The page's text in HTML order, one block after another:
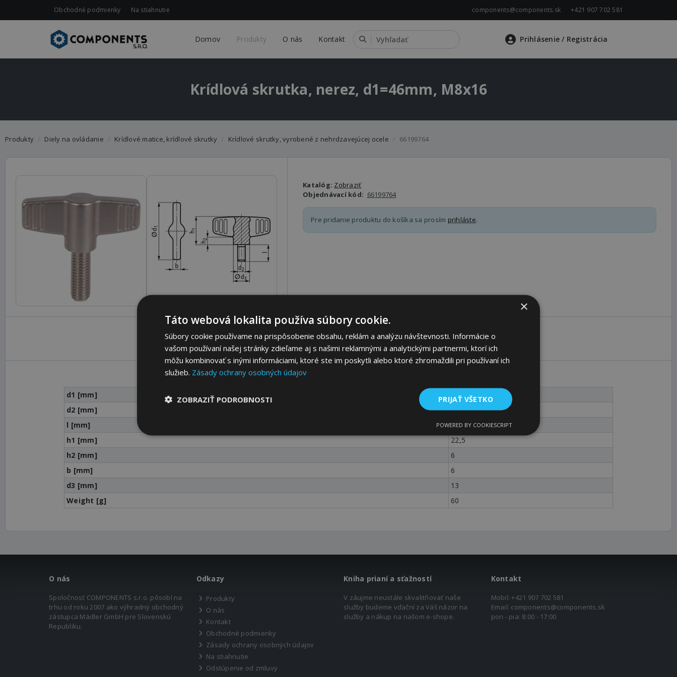
Obchodné podmienky Na stiahnutie components@components.sk +421 907 702 581
Domov Produkty O nás Kontakt Prihlásenie/ Registrácia
Krídlová skrutka, nerez, d1=46mm, M8x16
Produkty Diely na ovládanie Krídlové matice, krídlové skrutky Krídlové skrutky, vyrobené z nehrdzavejúcej ocele 66199764
Katalóg: Zobraziť
Objednávací kód: 66199764
Pre pridanie produktu do košíka sa prosím prihláste.
Parametre Ceny Popis
d1 [mm]
46
d2 [mm]
M8
l [mm]
16
h1 [mm]
22,5
h2 [mm]
6
b [mm]
6
d3 [mm]
13
Weight [g]
60
O nás
Spoločnosť COMPONENTS s.r.o. pôsobí na
trhu od roku 2007 ako výhradný obchodný
zástupca Mädler GmbH pre Slovenskú
Republiku.
Odkazy
Produkty
O nás
Kontakt
Obchodné podmienky
Zásady ochrany osobných údajov
Na stiahnutie
Odstúpenie od zmluvy
Kniha prianí a sťažností
V záujme neustále skvalitňovať naše
služby budeme vďační za Váš názor na
služby a nákup na našom e-shope.
Kontakt
Mobil: +421 907 702 581
Email: components@components.sk
pon - pia: 8:00 - 17:00
×
Táto webová lokalita používa súbory cookie.
Súbory cookie používame na prispôsobenie obsahu, reklám a analýzu návštevnosti. Informácie o
vašom používaní našej stránky zdieľame aj s našimi reklamnými a analytickými partnermi, ktorí ich
môžu kombinovať s inými informáciami, ktoré ste im poskytli alebo ktoré zhromaždili pri používaní ich
služieb. Zásady ochrany osobných údajov
PRIJAŤ VŠETKO
ZOBRAZIŤ PODROBNOSTI
POWERED BY COOKIESCRIPT